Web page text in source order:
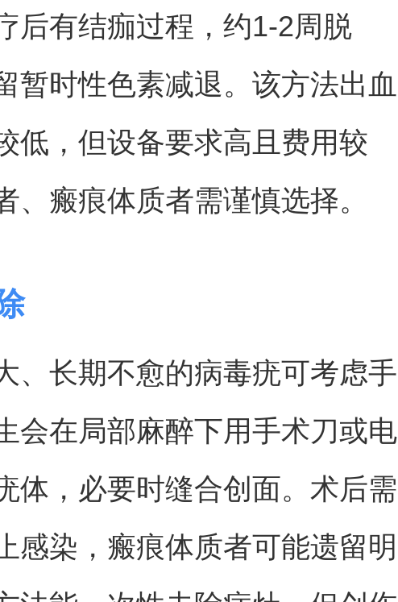
后有结痂过程，约1-2周脱
暂时性色素减退。该方法出血
低，但设备要求高且费用较
、瘢痕体质者需谨慎选择。
、长期不愈的病毒疣可考虑手
会在局部麻醉下用手术刀或电
体，必要时缝合创面。术后需
感染，瘢痕体质者可能遗留明